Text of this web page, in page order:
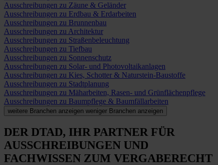
Ausschreibungen zu Zäune & Geländer
Ausschreibungen zu Erdbau & Erdarbeiten
Ausschreibungen zu Brunnenbau
Ausschreibungen zu Architektur
Ausschreibungen zu Straßenbeleuchtung
Ausschreibungen zu Tiefbau
Ausschreibungen zu Sonnenschutz
Ausschreibungen zu Solar- und Photovoltaikanlagen
Ausschreibungen zu Kies, Schotter & Naturstein-Baustoffe
Ausschreibungen zu Stadtplanung
Ausschreibungen zu Mäharbeiten, Rasen- und Grünflächenpflege
Ausschreibungen zu Baumpflege & Baumfällarbeiten
weitere Branchen anzeigen weniger Branchen anzeigen
DER DTAD, IHR PARTNER FÜR
AUSSCHREIBUNGEN UND
FACHWISSEN ZUM VERGABERECHT